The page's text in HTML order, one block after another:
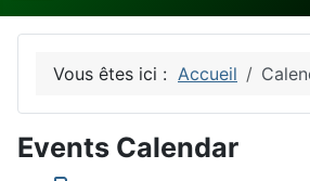
Vous êtes ici : Accueil
Events Calendar